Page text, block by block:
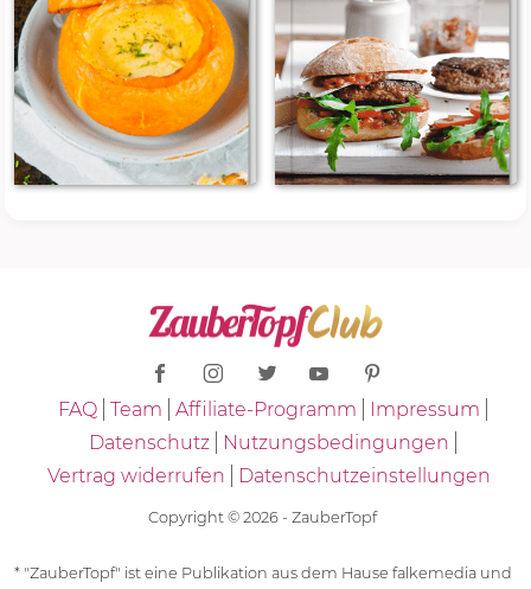
FAQ Team Affiliate-Programm
Impressum
Datenschutz
Nutzungsbedingungen
Vertrag widerrufen
Datenschutzeinstellungen
Copyright © 2026 - ZauberTopf
* "ZauberTopf" ist eine Publikation aus dem Hause falkemedia und